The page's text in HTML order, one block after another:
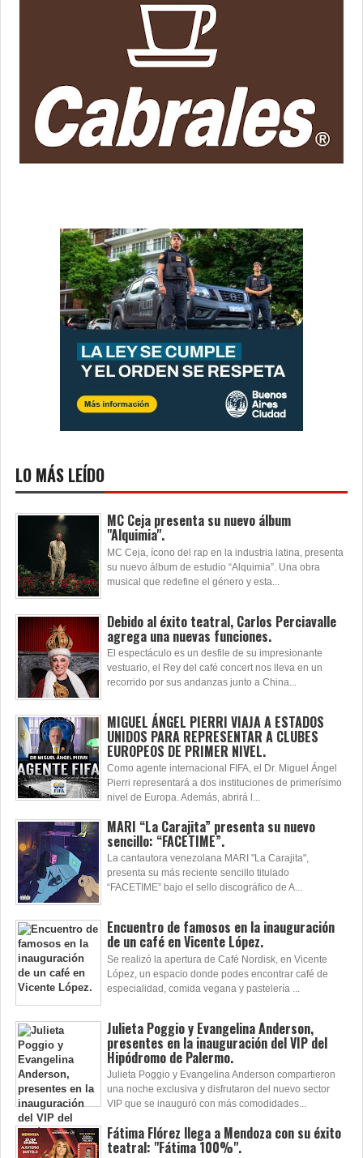
LO MÁS LEÍDO
MC Ceja presenta su nuevo álbum
"Alquimia".
MC Ceja, ícono del rap en la industria latina, presenta
su nuevo álbum de estudio “Alquimia”. Una obra
musical que redefine el género y esta...
Debido al éxito teatral, Carlos Perciavalle
agrega una nuevas funciones.
El espectáculo es un desfile de su impresionante
vestuario, el Rey del café concert nos lleva en un
recorrido por sus andanzas junto a China...
MIGUEL ÁNGEL PIERRI VIAJA A ESTADOS
UNIDOS PARA REPRESENTAR A CLUBES
EUROPEOS DE PRIMER NIVEL.
Como agente internacional FIFA, el Dr. Miguel Ángel
Pierri representará a dos instituciones de primerísimo
nivel de Europa. Además, abrirá l...
MARI “La Carajita” presenta su nuevo
sencillo: “FACETIME”.
La cantautora venezolana MARI "La Carajita",
presenta su más reciente sencillo titulado
“FACETIME” bajo el sello discográfico de A...
Encuentro de famosos en la inauguración
de un café en Vicente López.
Se realizó la apertura de Café Nordisk, en Vicente
López, un espacio donde podes encontrar café de
especialidad, comida vegana y pastelería ...
Julieta Poggio y Evangelina Anderson,
presentes en la inauguración del VIP del
Hipódromo de Palermo.
Julieta Poggio y Evangelina Anderson compartieron
una noche exclusiva y disfrutaron del nuevo sector
VIP que se inauguró con más comodidades...
Fátima Flórez llega a Mendoza con su éxito
teatral: "Fátima 100%".